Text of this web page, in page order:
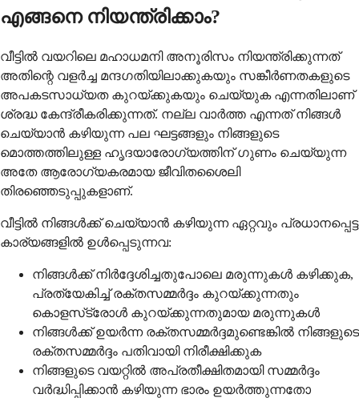
എങ്ങനെ നിയന്ത്രിക്കാം?
വീട്ടിൽ വയറിലെ മഹാധമനി അനൂരിസം നിയന്ത്രിക്കുന്നത്
അതിന്റെ വളർച്ച മന്ദഗതിയിലാക്കുകയും സങ്കീർണതകളുടെ
അപകടസാധ്യത കുറയ്ക്കുകയും ചെയ്യുക എന്നതിലാണ്
ശ്രദ്ധ കേന്ദ്രീകരിക്കുന്നത്. നല്ല വാർത്ത എന്നത് നിങ്ങൾ
ചെയ്യാൻ കഴിയുന്ന പല ഘട്ടങ്ങളും നിങ്ങളുടെ
മൊത്തത്തിലുള്ള ഹൃദയാരോഗ്യത്തിന് ഗുണം ചെയ്യുന്ന
അതേ ആരോഗ്യകരമായ ജീവിതശൈലി
തിരഞ്ഞെടുപ്പുകളാണ്.
വീട്ടിൽ നിങ്ങൾക്ക് ചെയ്യാൻ കഴിയുന്ന ഏറ്റവും പ്രധാനപ്പെട്ട
കാര്യങ്ങളിൽ ഉൾപ്പെടുന്നവ:
നിങ്ങൾക്ക് നിർദ്ദേശിച്ചതുപോലെ മരുന്നുകൾ കഴിക്കുക,
പ്രത്യേകിച്ച് രക്തസമ്മർദ്ദം കുറയ്ക്കുന്നതും
കൊളസ്‌ട്രോൾ കുറയ്ക്കുന്നതുമായ മരുന്നുകൾ
നിങ്ങൾക്ക് ഉയർന്ന രക്തസമ്മർദ്ദമുണ്ടെങ്കിൽ നിങ്ങളുടെ
രക്തസമ്മർദ്ദം പതിവായി നിരീക്ഷിക്കുക
നിങ്ങളുടെ വയറ്റിൽ അപ്രതീക്ഷിതമായി സമ്മർദ്ദം
വർദ്ധിപ്പിക്കാൻ കഴിയുന്ന ഭാരം ഉയർത്തുന്നതോ